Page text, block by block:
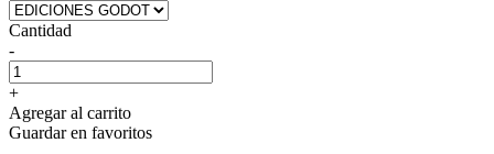
Cantidad
-
+
Agregar al carrito
Guardar en favoritos